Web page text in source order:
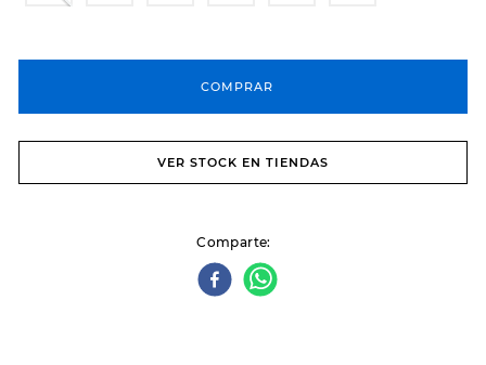
COMPRAR
VER STOCK EN TIENDAS
Comparte